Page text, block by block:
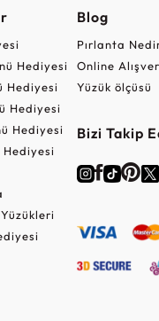
Hediyesi
Hediyesi
Hediyesi
Hediyesi
Hediyesi
Blog
Pırlanta
Online
Yüzük ölçüsü
Bizi Takip